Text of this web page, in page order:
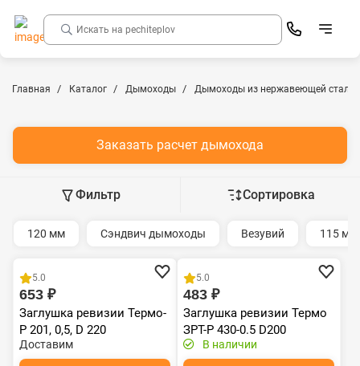
Главная Каталог Дымоходы Дымоходы из нержавеющей стали
Заказать расчет дымохода
Фильтр Сортировка
120 мм Сэндвич дымоходы Везувий 115 мм
5.0
653 ₽
Заглушка ревизии Термо-
Р 201, 0,5, D 220
Доставим
5.0
483 ₽
Заглушка ревизии Термо
ЗРТ-Р 430-0.5 D200
В наличии